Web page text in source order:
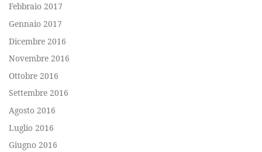
Febbraio 2017
Gennaio 2017
Dicembre 2016
Novembre 2016
Ottobre 2016
Settembre 2016
Agosto 2016
Luglio 2016
Giugno 2016